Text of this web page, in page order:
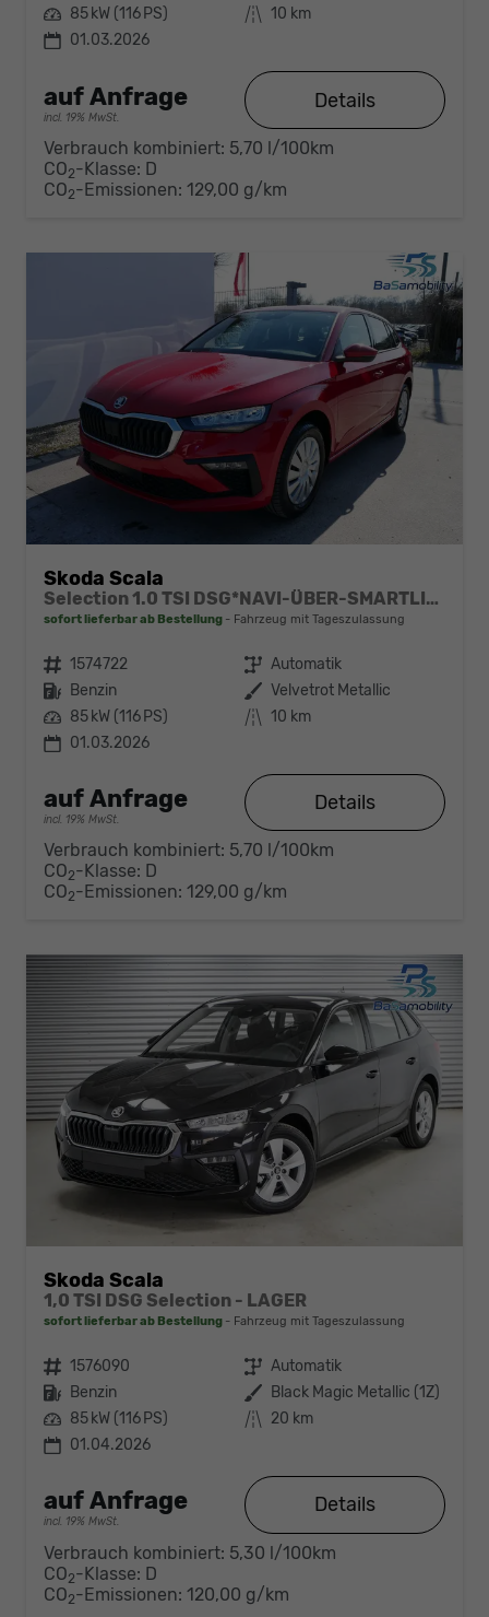
Leistung 85 kW (116 PS) Kilometerstand 10 km
01.03.2026
auf Anfrage
incl. 19% MwSt.
Details
Verbrauch kombiniert: 5,70 l/100km
CO2-Klasse: D
CO2-Emissionen: 129,00 g/km
Skoda Scala
Selection 1.0 TSI DSG*NAVI-ÜBER-SMARTLINK*PDC-HI*LED*TEMPOMAT*SHZ*DAB*KLIMA
sofort lieferbar ab Bestellung Fahrzeug mit Tageszulassung
Fahrzeugnr. 1574722 Getriebe Automatik
Kraftstoff Benzin Außenfarbe Velvetrot Metallic
Leistung 85 kW (116 PS) Kilometerstand 10 km
01.03.2026
auf Anfrage
incl. 19% MwSt.
Details
Verbrauch kombiniert: 5,70 l/100km
CO2-Klasse: D
CO2-Emissionen: 129,00 g/km
Skoda Scala
1,0 TSI DSG Selection - LAGER
sofort lieferbar ab Bestellung Fahrzeug mit Tageszulassung
Fahrzeugnr. 1576090 Getriebe Automatik
Kraftstoff Benzin Außenfarbe Black Magic Metallic (1Z)
Leistung 85 kW (116 PS) Kilometerstand 20 km
01.04.2026
auf Anfrage
incl. 19% MwSt.
Details
Verbrauch kombiniert: 5,30 l/100km
CO2-Klasse: D
CO2-Emissionen: 120,00 g/km